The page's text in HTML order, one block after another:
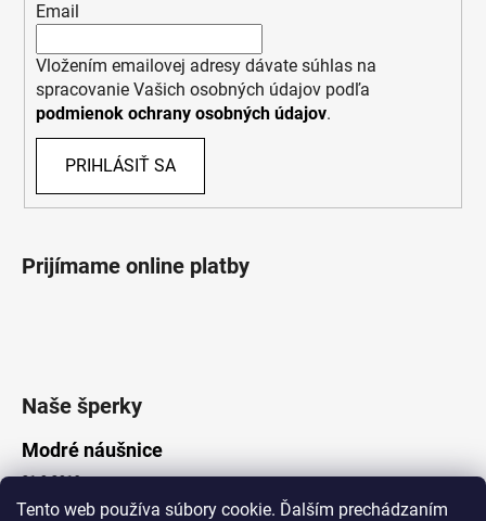
Tento web používa súbory cookie. Ďalším prechádzaním
Email
Vložením emailovej adresy dávate súhlas na
spracovanie Vašich osobných údajov podľa
podmienok ochrany osobných údajov.
PRIHLÁSIŤ SA
Prijímame online platby
Naše šperky
Modré náušnice
21.8.2019